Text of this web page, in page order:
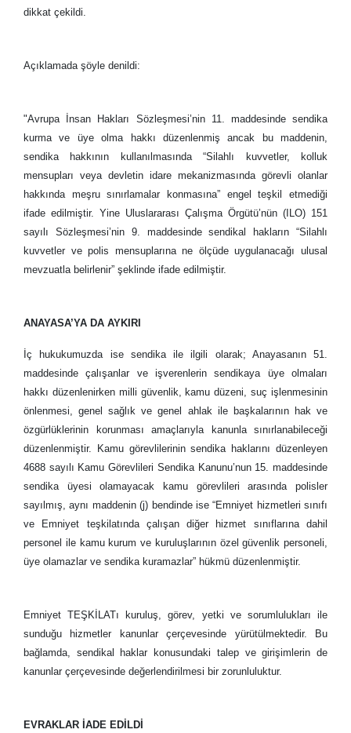
dikkat çekildi.
Açıklamada şöyle denildi:
"Avrupa İnsan Hakları Sözleşmesi’nin 11. maddesinde sendika
kurma ve üye olma hakkı düzenlenmiş ancak bu maddenin,
sendika hakkının kullanılmasında “Silahlı kuvvetler, kolluk
mensupları veya devletin idare mekanizmasında görevli olanlar
hakkında meşru sınırlamalar konmasına” engel teşkil etmediği
ifade edilmiştir. Yine Uluslararası Çalışma Örgütü’nün (ILO) 151
sayılı Sözleşmesi’nin 9. maddesinde sendikal hakların “Silahlı
kuvvetler ve polis mensuplarına ne ölçüde uygulanacağı ulusal
mevzuatla belirlenir” şeklinde ifade edilmiştir.
ANAYASA’YA DA AYKIRI
İç hukukumuzda ise sendika ile ilgili olarak; Anayasanın 51.
maddesinde çalışanlar ve işverenlerin sendikaya üye olmaları
hakkı düzenlenirken milli güvenlik, kamu düzeni, suç işlenmesinin
önlenmesi, genel sağlık ve genel ahlak ile başkalarının hak ve
özgürlüklerinin korunması amaçlarıyla kanunla sınırlanabileceği
düzenlenmiştir. Kamu görevlilerinin sendika haklarını düzenleyen
4688 sayılı Kamu Görevlileri Sendika Kanunu’nun 15. maddesinde
sendika üyesi olamayacak kamu görevlileri arasında polisler
sayılmış, aynı maddenin (j) bendinde ise “Emniyet hizmetleri sınıfı
ve Emniyet teşkilatında çalışan diğer hizmet sınıflarına dahil
personel ile kamu kurum ve kuruluşlarının özel güvenlik personeli,
üye olamazlar ve sendika kuramazlar” hükmü düzenlenmiştir.
Emniyet TEŞKİLATı kuruluş, görev, yetki ve sorumlulukları ile
sunduğu hizmetler kanunlar çerçevesinde yürütülmektedir. Bu
bağlamda, sendikal haklar konusundaki talep ve girişimlerin de
kanunlar çerçevesinde değerlendirilmesi bir zorunluluktur.
EVRAKLAR İADE EDİLDİ